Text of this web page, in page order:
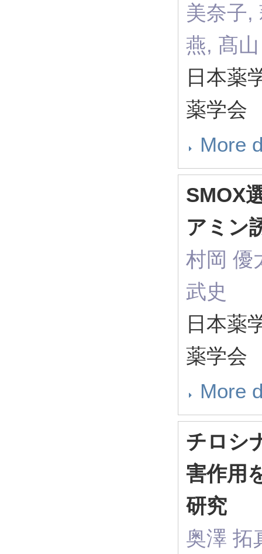
美奈子,
燕, 髙
日本薬
薬学会
More
SMOX
アミン
村岡 優
武史
日本薬
薬学会
More
チロシ
害作用
研究
奥澤 拓